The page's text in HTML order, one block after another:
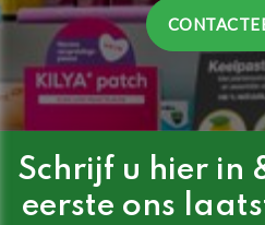
Schrijf u hier in
eerste ons